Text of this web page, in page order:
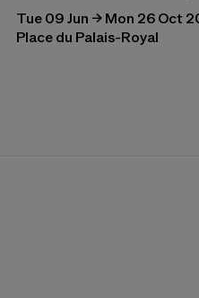
Tue 09 Jun → Mon 26 Oct
Place du Palais-Royal